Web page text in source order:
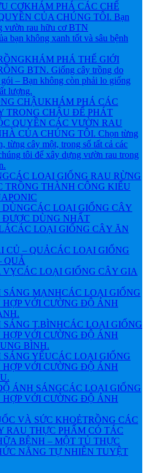
CƠKHÁM PHÁ CÁC CHẾ
CỦA CHÚNG TÔI. Bạn
vườn rau hữu cơ BTN
bạn không xanh tốt và sâu bệnh
KHÁM PHÁ THẾ GIỚI
BTN. Giống cây trồng do
– Bạn không còn phải lo giống
lượng.
CHẬUKHÁM PHÁ CÁC
TRONG CHẬU ĐỂ PHÁT
QUYỀN CÁC VƯỜN RAU
CỦA CHÚNG TÔI. Chọn từng
từng cây một, trong số tất cả các
tôi để xây dựng vườn rau trong
CÁC LOẠI GIỐNG RAU RỪNG
TRỒNG THÀNH CÔNG KIỂU
DÙNGCÁC LOẠI GIỐNG CÂY
ĐƯỢC DÙNG NHẤT
CÁC LOẠI GIỐNG CÂY ĂN
CỦ – QUẢCÁC LOẠI GIỐNG
QUẢ
VỴCÁC LOẠI GIỐNG CÂY GIA
SÁNG MẠNHCÁC LOẠI GIỐNG
HỢP VỚI CƯỜNG ĐỘ ÁNH
SÁNG T.BÌNHCÁC LOẠI GIỐNG
HỢP VỚI CƯỜNG ĐỘ ÁNH
BÌNH.
SÁNG YẾUCÁC LOẠI GIỐNG
HỢP VỚI CƯỜNG ĐỘ ÁNH
ÁNH SÁNGCÁC LOẠI GIỐNG
HỢP VỚI CƯỜNG ĐỘ ÁNH
VÀ SỨC KHOẺTRỒNG CÁC
RAU THỰC PHẨM CÓ TÁC
BỆNH – MỘT TỦ THỰC
NĂNG TỰ NHIÊN TUYỆT